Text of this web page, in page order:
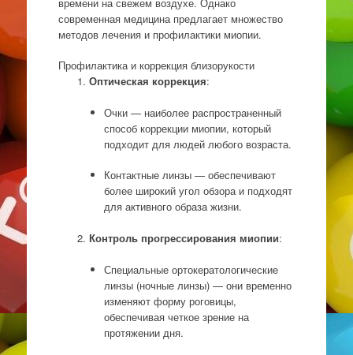
современная медицина предлагает множество
методов лечения и профилактики миопии.
Профилактика и коррекция близорукости
Оптическая коррекция:
Очки — наиболее распространенный
способ коррекции миопии, который
подходит для людей любого возраста.
Контактные линзы — обеспечивают
более широкий угол обзора и подходят
для активного образа жизни.
Контроль прогрессирования миопии:
Специальные ортокератологические
линзы (ночные линзы) — они временно
изменяют форму роговицы,
обеспечивая четкое зрение на
протяжении дня.